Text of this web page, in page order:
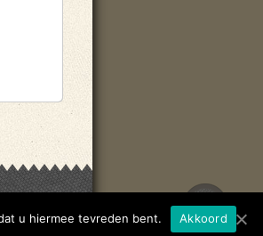
u hiermee tevreden bent. Akkoord